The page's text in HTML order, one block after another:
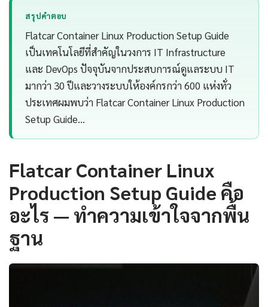
สรุปคำตอบ
Flatcar Container Linux Production Setup Guide
เป็นเทคโนโลยีที่สำคัญในวงการ IT Infrastructure
และ DevOps ปัจจุบันจากประสบการณ์ดูแลระบบ IT
มากว่า 30 ปีและวางระบบให้องค์กรกว่า 600 แห่งทั่ว
ประเทศผมพบว่า Flatcar Container Linux Production
Setup Guide…
Flatcar Container Linux
Production Setup Guide คือ
อะไร — ทำความเข้าใจจากพื้น
ฐาน